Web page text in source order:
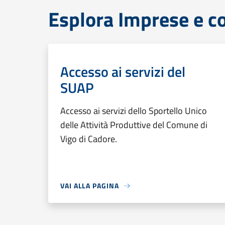
Esplora Imprese e
Accesso ai servizi del
SUAP
Accesso ai servizi dello Sportello Unico
delle Attività Produttive del Comune di
Vigo di Cadore.
VAI ALLA PAGINA